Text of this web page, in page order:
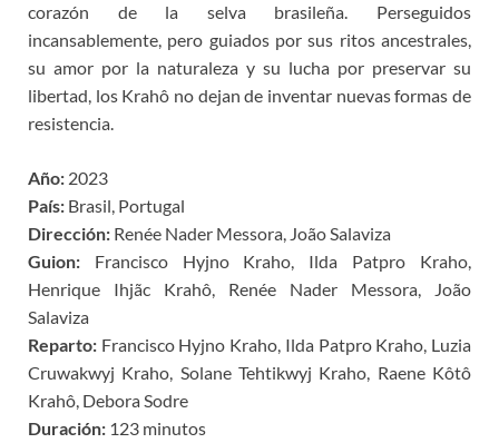
corazón de la selva brasileña. Perseguidos
incansablemente, pero guiados por sus ritos ancestrales,
su amor por la naturaleza y su lucha por preservar su
libertad, los Krahô no dejan de inventar nuevas formas de
resistencia.
Año: 2023
País: Brasil, Portugal
Dirección: Renée Nader Messora, João Salaviza
Guion: Francisco Hyjno Kraho, Ilda Patpro Kraho,
Henrique Ihjãc Krahô, Renée Nader Messora, João
Salaviza
Reparto: Francisco Hyjno Kraho, Ilda Patpro Kraho, Luzia
Cruwakwyj Kraho, Solane Tehtikwyj Kraho, Raene Kôtô
Krahô, Debora Sodre
Duración: 123 minutos